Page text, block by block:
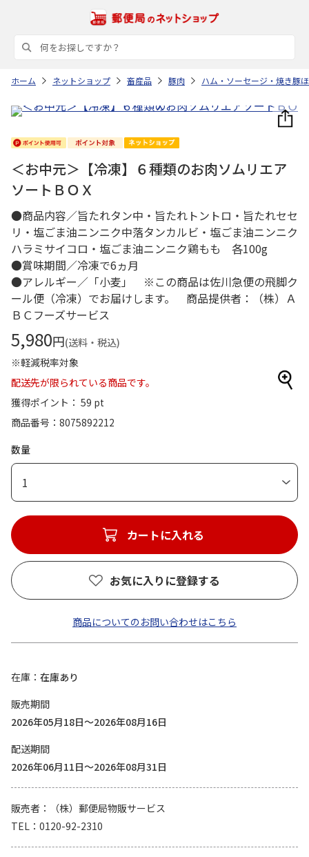
ホーム ネットショップ 畜産品 豚肉 ハム・ソーセージ・焼き豚
＜お中元＞【冷凍】６種類のお肉ソムリエア
ソートＢＯＸ
●商品内容／旨たれタン中・旨たれトントロ・旨たれセセ
リ・塩ごま油ニンニク中落タンカルビ・塩ごま油ニンニク
ハラミサイコロ・塩ごま油ニンニク鶏もも 各100g
●賞味期間／冷凍で6ヵ月
●アレルギー／「小麦」 ※この商品は佐川急便の飛脚ク
ール便（冷凍）でお届けします。 商品提供者：（株）Ａ
ＢＣフーズサービス
5,980円(送料・税込)
※軽減税率対象
配送先が限られている商品です。
獲得ポイント： 59 pt
商品番号
8075892212
数量
1
カートに入れる
お気に入りに登録する
商品についてのお問い合わせはこちら
在庫
在庫あり
販売期間
2026年05月18日～2026年08月16日
配送期間
2026年06月11日～2026年08月31日
販売者
（株）郵便局物販サービス
TEL
0120-92-2310